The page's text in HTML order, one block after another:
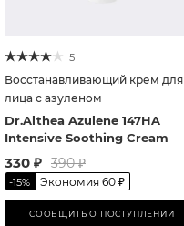
5
Восстанавливающий крем для
лица с азуленом
Dr.Althea Azulene 147HA
Intensive Soothing Cream
330 ₽ 390₽
-15% Экономия 60 ₽
СООБЩИТЬ О ПОСТУПЛЕНИИ